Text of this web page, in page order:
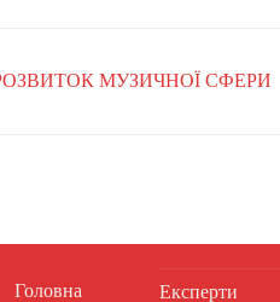
МУЗИЧНОЇ СФЕРИ
Головна Експерти